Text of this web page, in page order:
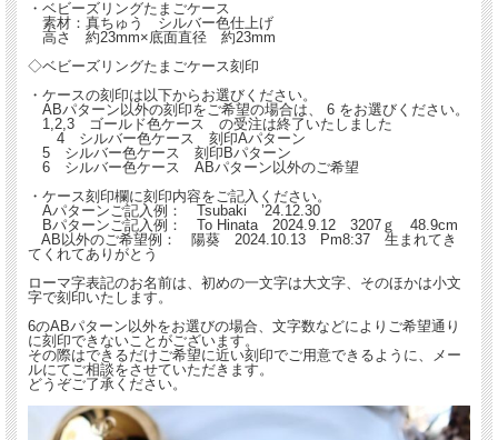
・ベビーズリングたまごケース
素材：真ちゅう シルバー色仕上げ
高さ 約23mm×底面直径 約23mm
◇ベビーズリングたまごケース刻印
・ケースの刻印は以下からお選びください。
ABパターン以外の刻印をご希望の場合は、 6 をお選びください。
1,2,3 ゴールド色ケース の受注は終了いたしました
4 シルバー色ケース 刻印Aパターン
5 シルバー色ケース 刻印Bパターン
6 シルバー色ケース ABパターン以外のご希望
・ケース刻印欄に刻印内容をご記入ください。
Aパターンご記入例： Tsubaki ’24.12.30
Bパターンご記入例： To Hinata 2024.9.12 3207ｇ 48.9cm
AB以外のご希望例： 陽葵 2024.10.13 Pm8:37 生まれてき
てくれてありがとう
ローマ字表記のお名前は、初めの一文字は大文字、そのほかは小文
字で刻印いたします。
6のABパターン以外をお選びの場合、文字数などによりご希望通り
に刻印できないことがございます。
その際はできるだけご希望に近い刻印でご用意できるように、メー
ルにてご相談をさせていただきます。
どうぞご了承ください。